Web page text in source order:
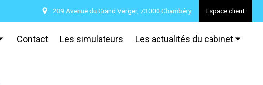
Espace client
209 Avenue du Grand Verger, 73000 Chambéry
Contact Les simulateurs Les actualités du cabinet